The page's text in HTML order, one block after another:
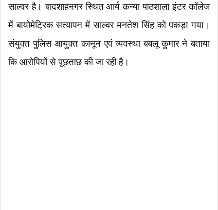
साल्वर है। बादशाहनगर स्थित आर्य कन्या पाठशाला इंटर कॉलेज
में बायोमेट्रिक सत्यापन में साल्वर मनतेश सिंह को पकड़ा गया।
संयुक्त पुलिस आयुक्त कानून एवं व्यवस्था बबलू कुमार ने बताया
कि आरोपियों से पूछताछ की जा रही है।